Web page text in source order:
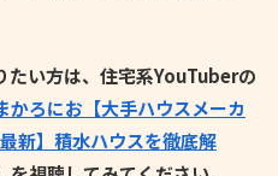
たい方は、住宅系YouTuberの
かろにお【大手ハウスメーカ
最新】積水ハウスを徹底解